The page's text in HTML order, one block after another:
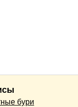
бури